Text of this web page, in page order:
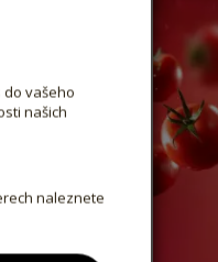
do vašeho
našich
naleznete